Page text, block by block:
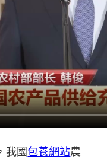
我國包養網站農